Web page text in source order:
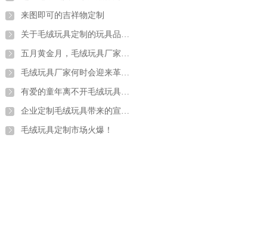
来图即可的吉祥物定制
关于毛绒玩具定制的玩具品质标准有哪些
五月黄金月，毛绒玩具厂家一大超波萌玩具来袭
毛绒玩具厂家何时会迎来革新的艳阳天
有爱的童年离不开毛绒玩具定制陪伴
企业定制毛绒玩具带来的宣传效果究竟有多大
毛绒玩具定制市场火爆！